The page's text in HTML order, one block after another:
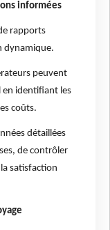
informées
rapports
dynamique.
peuvent
identifiant les
coûts.
détaillées
de contrôler
satisfaction